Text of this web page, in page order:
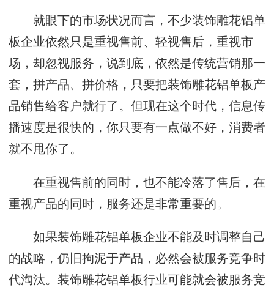
就眼下的市场状况而言，不少装饰雕花铝单
板企业依然只是重视售前、轻视售后，重视市
场，却忽视服务，说到底，依然是传统营销那一
套，拼产品、拼价格，只要把装饰雕花铝单板产
品销售给客户就行了。但现在这个时代，信息传
播速度是很快的，你只要有一点做不好，消费者
就不甩你了。
在重视售前的同时，也不能冷落了售后，在
重视产品的同时，服务还是非常重要的。
如果装饰雕花铝单板企业不能及时调整自己
的战略，仍旧拘泥于产品，必然会被服务竞争时
代淘汰。装饰雕花铝单板行业可能就会被服务竞